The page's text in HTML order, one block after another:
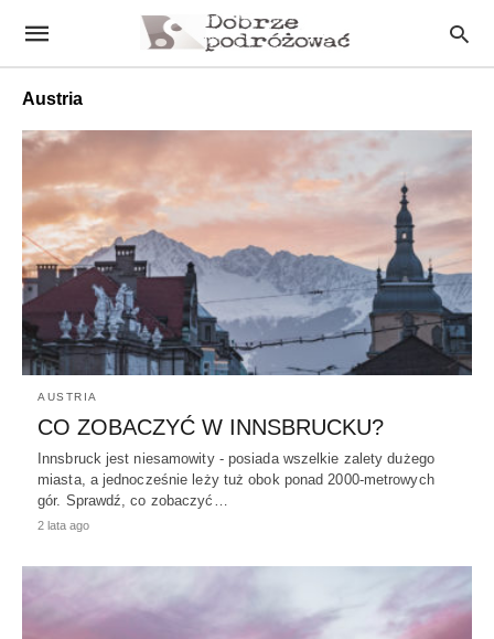
Austria
AUSTRIA
CO ZOBACZYĆ W INNSBRUCKU?
Innsbruck jest niesamowity - posiada wszelkie zalety dużego
miasta, a jednocześnie leży tuż obok ponad 2000-metrowych
gór. Sprawdź, co zobaczyć…
2 lata ago